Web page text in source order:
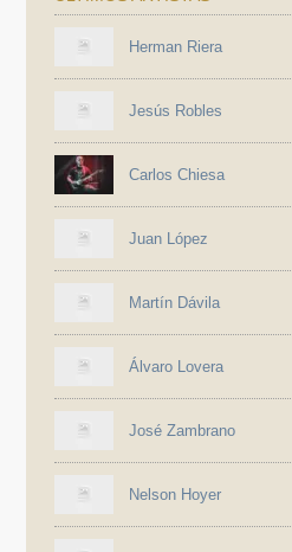
Herman Riera
Jesús Robles
Carlos Chiesa
Juan López
Martín Dávila
Álvaro Lovera
José Zambrano
Nelson Hoyer